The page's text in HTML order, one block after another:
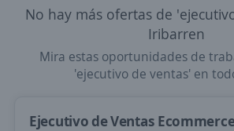
No hay más ofertas de
Iribarren
Mira estas oportunidades de
'ejecutivo de ventas' en
Ejecutivo de Ventas